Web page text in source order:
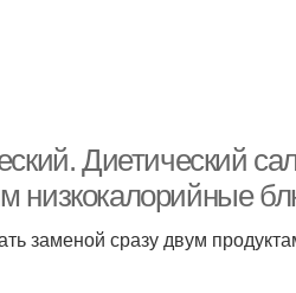
Диетический
низкокалорийные
заменой сразу двум